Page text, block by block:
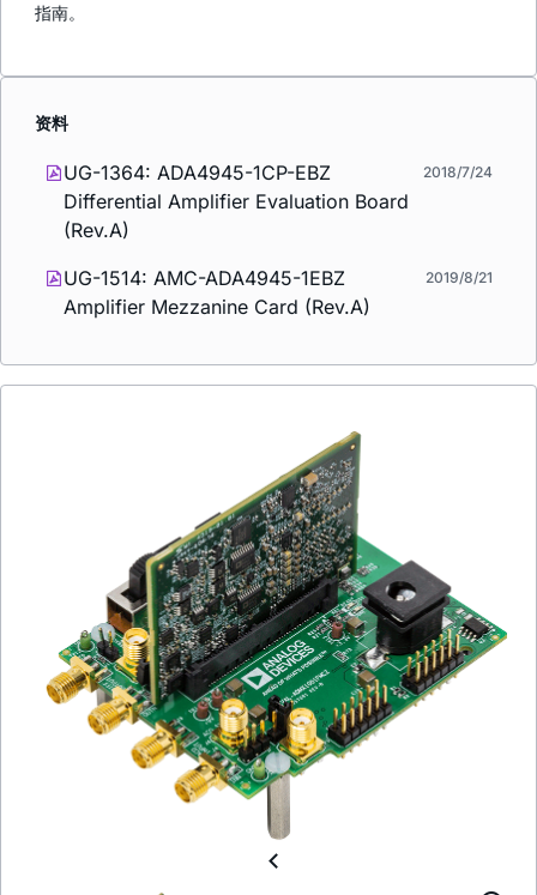
指南。
资料
UG-1364: ADA4945-1CP-EBZ
Differential Amplifier Evaluation Board
(Rev.A)
2018/7/24
UG-1514: AMC-ADA4945-1EBZ
Amplifier Mezzanine Card (Rev.A)
2019/8/21